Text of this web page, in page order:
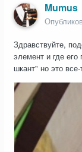
Mumus
Здравствуйте,
элемент и где
шкант" но это